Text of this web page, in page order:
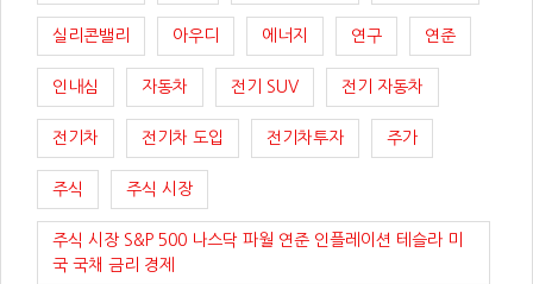
실리콘밸리 아우디 에너지 연구 연준
인내심 자동차 전기 SUV 전기 자동차
전기차 전기차 도입 전기차투자 주가
주식 주식 시장
주식 시장 S&P 500 나스닥 파월 연준 인플레이션 테슬라 미
국 국채 금리 경제